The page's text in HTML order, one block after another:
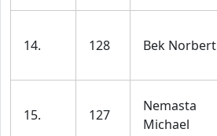
14. 128 Bek Norbert
15. 127
Nemasta
Michael